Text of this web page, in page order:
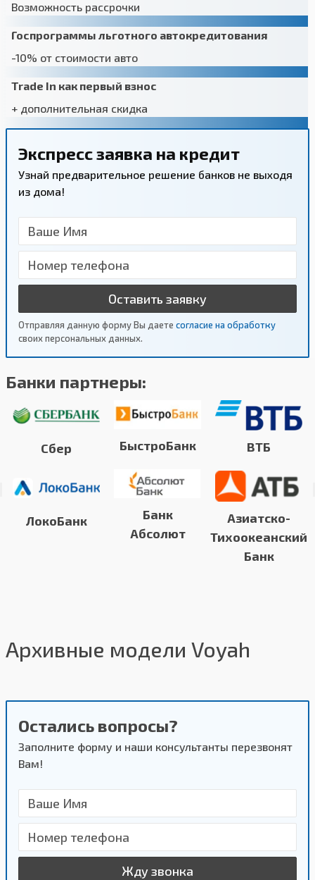
Возможность рассрочки
Госпрограммы льготного автокредитования
-10% от стоимости авто
Trade In как первый взнос
+ дополнительная скидка
Экспресс заявка на кредит
Узнай предварительное решение банков не выходя
из дома!
Оставить заявку
Отправляя данную форму Вы даете согласие на обработку
своих персональных данных.
Банки партнеры:
Сбер
ЛокоБанк
БыстроБанк
Банк
Абсолют
ВТБ
Азиатско-
Тихоокеанский
Банк
Архивные модели Voyah
Остались вопросы?
Заполните форму и наши консультанты перезвонят
Вам!
Жду звонка